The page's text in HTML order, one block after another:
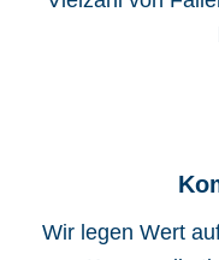
Wir legen Wert